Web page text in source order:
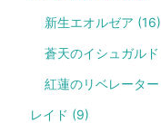
新生エオルゼア (16)
蒼天のイシュガルド
紅蓮のリベレーター
レイド (9)